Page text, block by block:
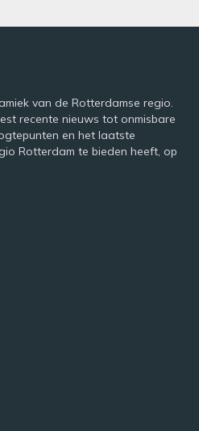
van de Rotterdamse regio.
recente nieuws tot onmisbare
en het laatste
Rotterdam te bieden heeft, op